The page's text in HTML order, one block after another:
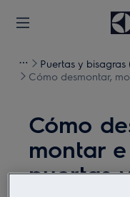
Puertas y bisagras
Cómo desmontar,
Cómo
montar
puertas